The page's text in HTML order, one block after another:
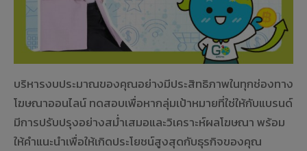
บริหารงบประมาณของคุณอย่างมีประสิทธิภาพในทุกช่องทาง
โฆษณาออนไลน์ ทดสอบเพื่อหากลุ่มเป้าหมายที่ใช่ให้กับแบรนด์
มีการปรับปรุงอย่างสม่ำเสมอและวิเคราะห์ผลโฆษณา พร้อม
ให้คำแนะนำเพื่อให้เกิดประโยชน์สูงสุดกับธุรกิจของคุณ